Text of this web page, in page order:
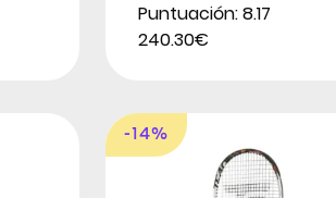
Puntuación: 8.17
240.30€
-14%